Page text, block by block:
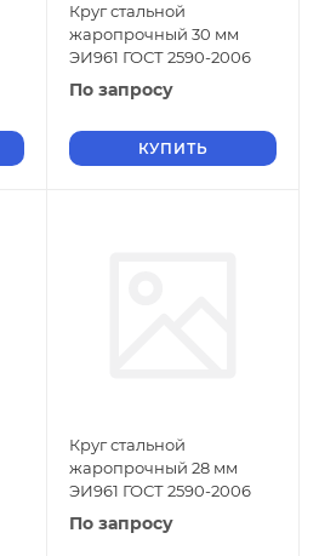
Круг стальной
жаропрочный 30 мм
ЭИ961 ГОСТ 2590-2006
По запросу
КУПИТЬ
Круг стальной
жаропрочный 28 мм
ЭИ961 ГОСТ 2590-2006
По запросу